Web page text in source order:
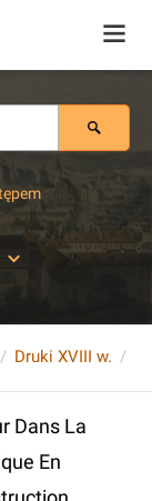
Druki XVIII w.
Dans La
En